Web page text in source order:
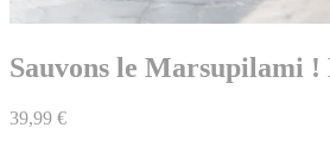
Sauvons le Marsupilami !
39,99 €